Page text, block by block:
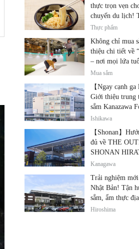
thực trọn vẹn
chuyến du lịch!
địa phương đến
Thực phẩm
Không chỉ mua
thiệu chi tiết về
– nơi mọi lứa
vui chơi! Các
cho gia đình.
Mua sắm
【Ngay cạnh ga
Giới thiệu trung
sắm Kanazawa
nghiệm cùng lúc
và ẩm thực địa
Ishikawa
【Shonan】
đủ về THE
SHONAN
Thỏa sức tận
và ẩm thực địa
cùng một địa
Kanagawa
Trải nghiệm
Nhật Bản! Tận
sắm, ẩm thực
giải trí tại THE
Hiroshima